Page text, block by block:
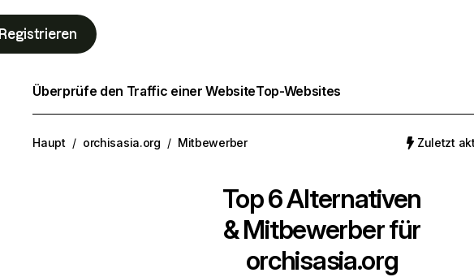
Registrieren
Überprüfe den Traffic einer WebsiteTop-Websites
Haupt / orchisasia.org / Mitbewerber Zuletzt
Top 6 Alternativen
& Mitbewerber für
orchisasia.org